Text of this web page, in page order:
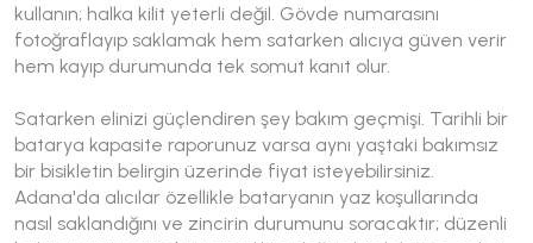
kullanın; halka kilit yeterli değil. Gövde numarasını
fotoğraflayıp saklamak hem satarken alıcıya güven verir
hem kayıp durumunda tek somut kanıt olur.
Satarken elinizi güçlendiren şey bakım geçmişi. Tarihli bir
batarya kapasite raporunuz varsa aynı yaştaki bakımsız
bir bisikletin belirgin üzerinde fiyat isteyebilirsiniz.
Adana'da alıcılar özellikle bataryanın yaz koşullarında
nasıl saklandığını ve zincirin durumunu soracaktır; düzenli